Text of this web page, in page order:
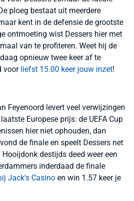
ploeg bestaat uit meerdere
kent in de defensie de grootste
ontmoeting wist Dessers hier met
van te profiteren. Weet hij de
opnieuw twee keer af te
voor liefst 15.00 keer jouw inzet!
Feyenoord levert veel verwijzingen
Europese prijs: de UEFA Cup
hier niet ophouden, dan
de finale en speelt Dessers net
destijds deed weer een
inderdaad de finale
Jack's Casino en win 1.57 keer je